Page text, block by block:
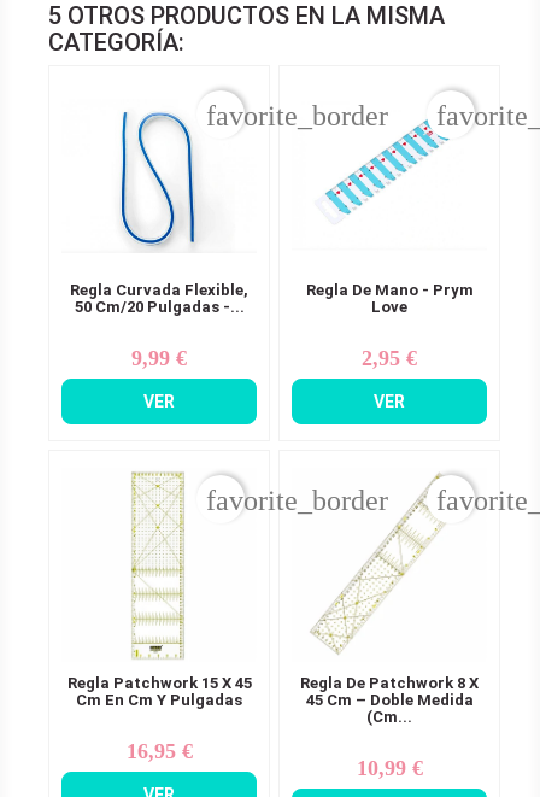
5 OTROS PRODUCTOS EN LA MISMA
CATEGORÍA:
Regla Curvada Flexible,
50 Cm/20 Pulgadas -...
Precio
9,99 €
VER
favorite_border
Regla De Mano - Prym
Love
Precio
2,95 €
VER
Regla Patchwork 15 X 45
Cm En Cm Y Pulgadas
Precio
16,95 €
favorite_border
Regla De Patchwork 8 X
45 Cm – Doble Medida
(cm...
Precio
10,99 €